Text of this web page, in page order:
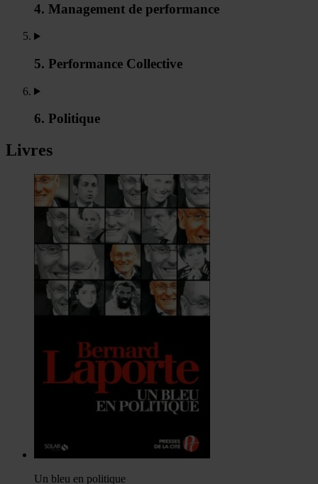
4. Management de performance
5. Performance Collective
6. Politique
Livres
Un bleu en politique